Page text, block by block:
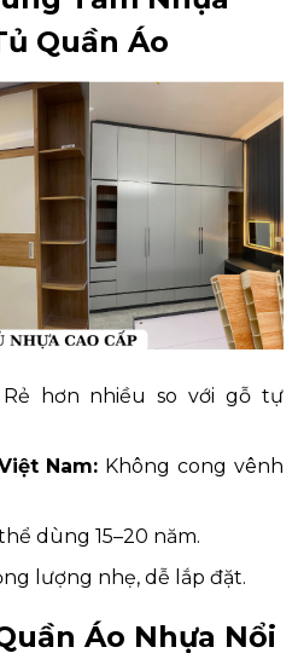
Quần Áo
hơn nhiều so với gỗ tự
Nam: Không cong vênh
dùng 15–20 năm.
lượng nhẹ, dễ lắp đặt.
Áo Nhựa Nổi